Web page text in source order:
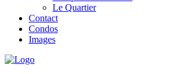
Le Quartier
Contact
Condos
Images